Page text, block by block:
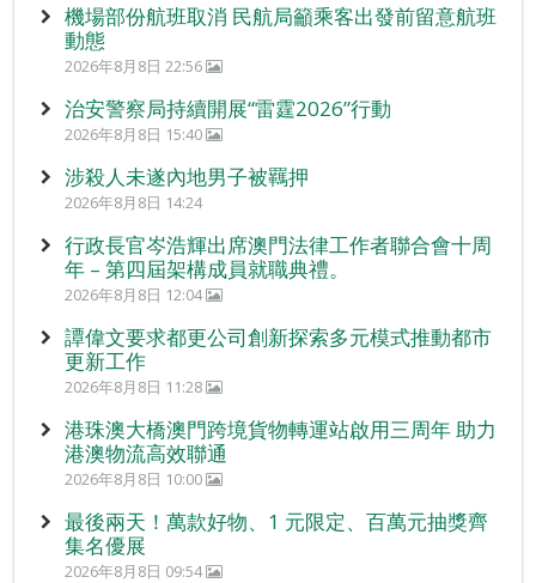
機場部份航班取消 民航局籲乘客出發前留意航班
動態
2026年8月8日 22:56
治安警察局持續開展“雷霆2026”行動
2026年8月8日 15:40
涉殺人未遂內地男子被羈押
2026年8月8日 14:24
行政長官岑浩輝出席澳門法律工作者聯合會十周
年 – 第四屆架構成員就職典禮。
2026年8月8日 12:04
譚偉文要求都更公司創新探索多元模式推動都市
更新工作
2026年8月8日 11:28
港珠澳大橋澳門跨境貨物轉運站啟用三周年 助力
港澳物流高效聯通
2026年8月8日 10:00
最後兩天！萬款好物、1 元限定、百萬元抽獎齊
集名優展
2026年8月8日 09:54